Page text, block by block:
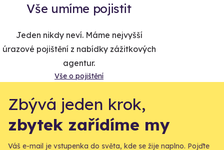
Vše umíme pojistit
Jeden nikdy neví. Máme nejvyšší
úrazové pojištění z nabídky zážitkových
agentur.
Vše o pojištění
Zbývá jeden krok,
zbytek zařídíme my
Váš e-mail je vstupenka do světa, kde se žije naplno. Pojďte